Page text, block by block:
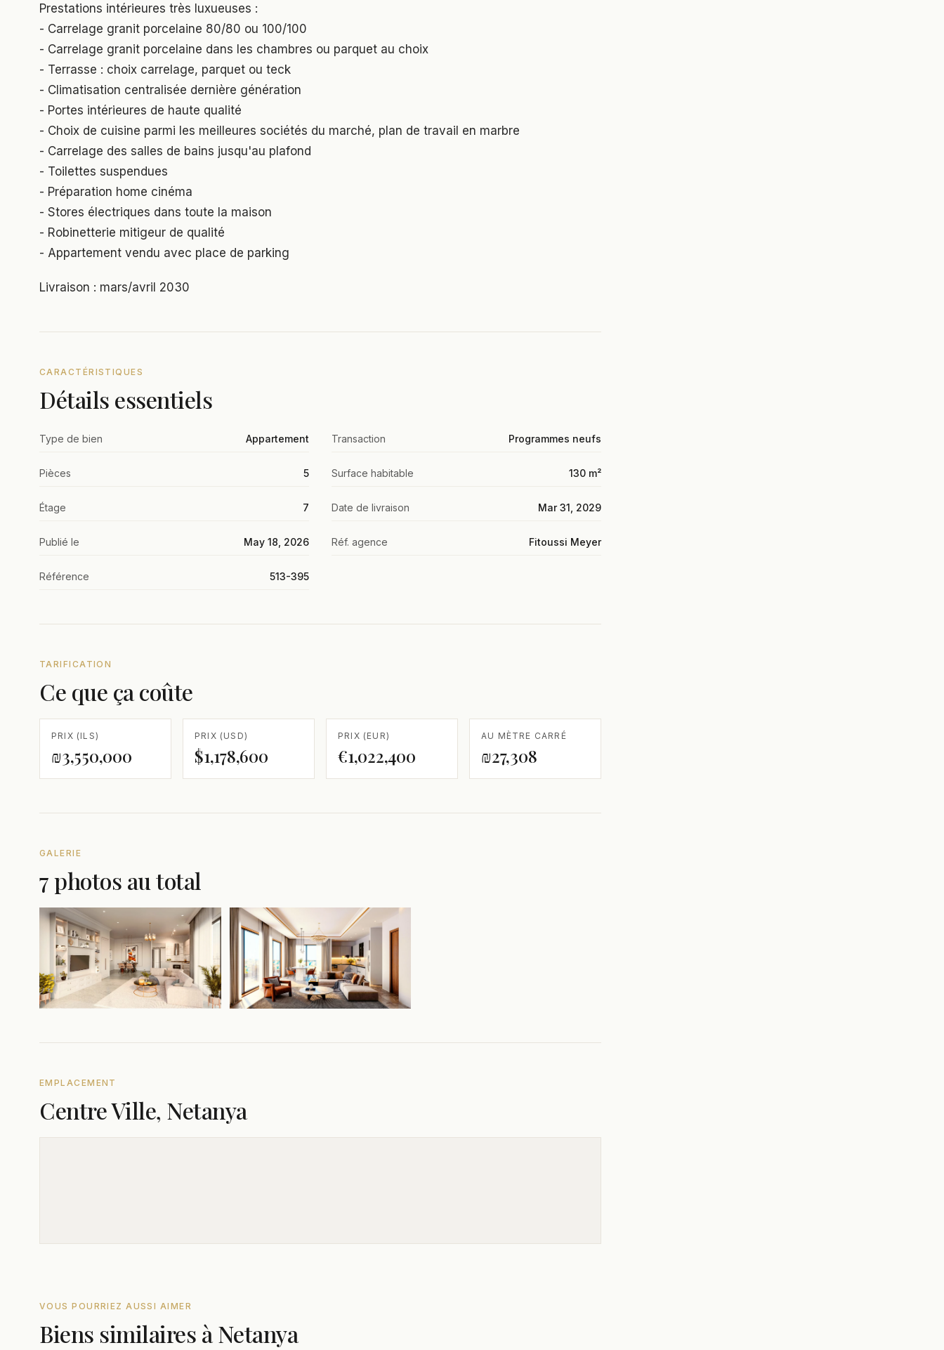
Prestations intérieures très luxueuses :
- Carrelage granit porcelaine 80/80 ou 100/100
- Carrelage granit porcelaine dans les chambres ou parquet au choix
- Terrasse : choix carrelage, parquet ou teck
- Climatisation centralisée dernière génération
- Portes intérieures de haute qualité
- Choix de cuisine parmi les meilleures sociétés du marché, plan de travail en marbre
- Carrelage des salles de bains jusqu'au plafond
- Toilettes suspendues
- Préparation home cinéma
- Stores électriques dans toute la maison
- Robinetterie mitigeur de qualité
- Appartement vendu avec place de parking
Livraison : mars/avril 2030
CARACTÉRISTIQUES
Détails essentiels
Type de bien Appartement Transaction Programmes neufs
Pièces 5 Surface habitable 130 m²
Étage 7 Date de livraison Mar 31, 2029
Publié le May 18, 2026 Réf. agence Fitoussi Meyer
Référence 513-395
TARIFICATION
Ce que ça coûte
PRIX (ILS)
₪3,550,000
PRIX (USD)
$1,178,600
PRIX (EUR)
€1,022,400
AU MÈTRE CARRÉ
₪27,308
GALERIE
7 photos au total
EMPLACEMENT
Centre Ville, Netanya
VOUS POURRIEZ AUSSI AIMER
Biens similaires à Netanya